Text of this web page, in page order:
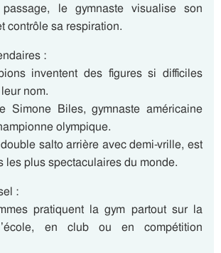
le gymnaste visualise son
contrôle sa respiration.
:
inventent des figures si difficiles
nom.
Simone Biles, gymnaste américaine
olympique.
salto arrière avec demi-vrille, est
les plus spectaculaires du monde.
:
pratiquent la gym partout sur la
en club ou en compétition